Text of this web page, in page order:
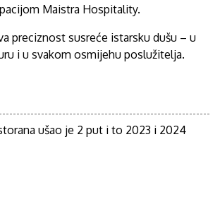
Maistra Hospitality.
preciznost susreće istarsku dušu – u
i u svakom osmijehu poslužitelja.
ušao je 2 put i to 2023 i 2024